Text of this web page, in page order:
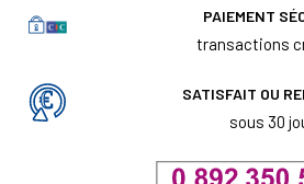
PAIEMENT
transactions
SATISFAIT OU
sous 30